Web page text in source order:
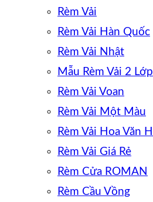
Rèm Vải
Rèm Vải Hàn Quốc
Rèm Vải Nhật
Mẫu Rèm Vải 2 Lớp
Rèm Vải Voan
Rèm Vải Một Màu
Rèm Vải Hoa Văn
Rèm Vải Giá Rẻ
Rèm Cửa ROMAN
Rèm Cầu Vồng